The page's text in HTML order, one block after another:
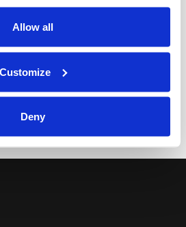
Allow all
Customize
Deny
på Bosjökloster i Höör till den